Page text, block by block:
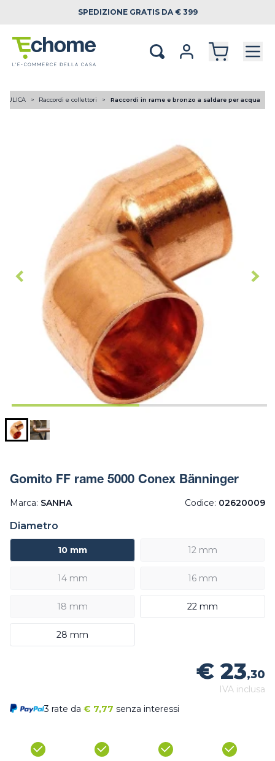
SPEDIZIONE GRATIS DA € 399
Raccordi e collettori Raccordi in rame e bronzo a saldare per acqua
Gomito FF rame 5000 Conex Bänninger
Marca: SANHA Codice: 02620009
Diametro
10 mm 12 mm
14 mm 16 mm
18 mm 22 mm
28 mm
€ 23,30
IVA inclusa
3 rate da € 7,77 senza interessi